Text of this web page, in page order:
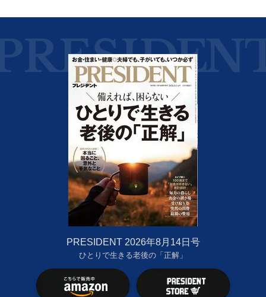
PRESIDENT 2026年8月14日号
ひとりで生きる老後の「正解」